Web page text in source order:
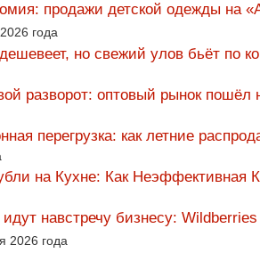
продажи детской одежды на
года
но свежий улов бьёт по
разворот: оптовый рынок
перегрузка: как летние
на Кухне: Как
навстречу бизнесу:
2026 года